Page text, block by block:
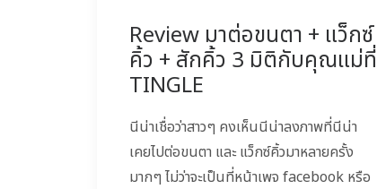
Review มาต่อขนตา + แว็กซ์
คิ้ว + สักคิ้ว 3 มิติกับคุณแม่ที่
TINGLE
นีน่าเชื่อว่าสาวๆ คงเห็นนีน่าลงภาพที่นีน่า
เคยไปต่อขนตา และ แว็กซ์คิ้วมาหลายครั้ง
มากๆ ไม่ว่าจะเป็นที่หน้าเพจ facebook หรือ